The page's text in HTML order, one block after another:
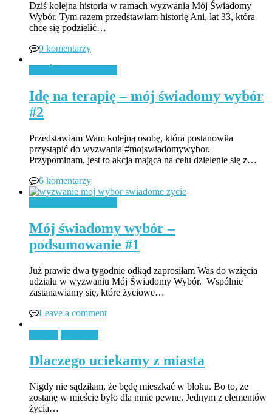
Dziś kolejna historia w ramach wyzwania Mój Świadomy
Wybór. Tym razem przedstawiam historię Ani, lat 33, która
chce się podzielić…
9 komentarzy
Idę na terapię – mój świadomy wybór
#2
Przedstawiam Wam kolejną osobę, która postanowiła
przystąpić do wyzwania #mojswiadomywybor.
Przypominam, jest to akcja mająca na celu dzielenie się z…
6 komentarzy
Mój świadomy wybór –
podsumowanie #1
Już prawie dwa tygodnie odkąd zaprosiłam Was do wzięcia
udziału w wyzwaniu Mój Świadomy Wybór. Wspólnie
zastanawiamy się, które życiowe…
Leave a comment
Dlaczego uciekamy z miasta
Nigdy nie sądziłam, że będę mieszkać w bloku. Bo to, że
zostanę w mieście było dla mnie pewne. Jednym z elementów
życia…